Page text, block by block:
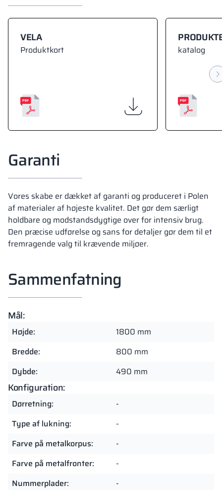
VELA
Produktkort katalog
Garanti
Vores skabe er dækket af garanti og produceret i Polen
af materialer af højeste kvalitet. Det gør dem særligt
holdbare og modstandsdygtige over for intensiv brug.
Den præcise udførelse og sans for detaljer gør dem til et
fremragende valg til krævende miljøer.
Sammenfatning
Mål:
Højde:
1800 mm
Bredde:
800 mm
Dybde:
490 mm
Konfiguration:
Dørretning:
-
Type af lukning:
-
Farve på metalkorpus:
-
Farve på metalfronter:
-
Nummerplader:
-